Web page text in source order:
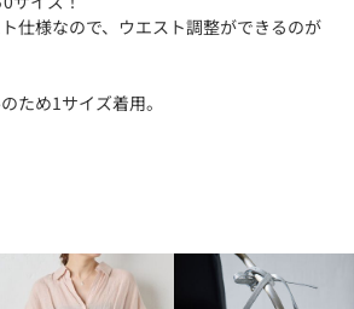
仕様なので、ウエスト調整ができるのが
ため1サイズ着用。